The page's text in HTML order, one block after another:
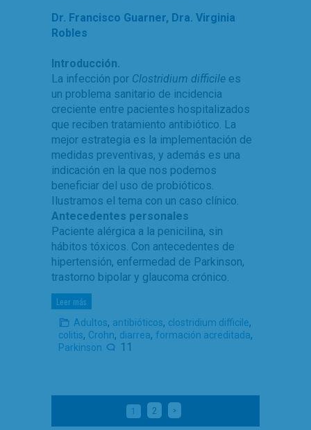
Dr. Francisco Guarner, Dra. Virginia
Robles
Introducción.
La infección por Clostridium difficile es
un problema sanitario de incidencia
creciente entre pacientes hospitalizados
que reciben tratamiento antibiótico. La
mejor estrategia es la implementación de
medidas preventivas, y además es una
indicación en la que nos podemos
beneficiar del uso de probióticos.
Ilustramos el tema con un caso clínico.
Antecedentes personales
Paciente alérgica a la penicilina, sin
hábitos tóxicos. Con antecedentes de
hipertensión, enfermedad de Parkinson,
trastorno bipolar y glaucoma crónico.
Leer más
Adultos, antibióticos, clostridium difficile,
colitis, Crohn, diarrea, formación acreditada,
Parkinson 11
1 2 >